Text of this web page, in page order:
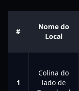
#
Nome do
Local
1
Colina do
lado de